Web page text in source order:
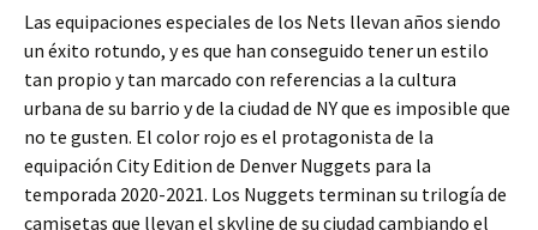
Las equipaciones especiales de los Nets llevan años siendo
un éxito rotundo, y es que han conseguido tener un estilo
tan propio y tan marcado con referencias a la cultura
urbana de su barrio y de la ciudad de NY que es imposible que
no te gusten. El color rojo es el protagonista de la
equipación City Edition de Denver Nuggets para la
temporada 2020-2021. Los Nuggets terminan su trilogía de
camisetas que llevan el skyline de su ciudad cambiando el